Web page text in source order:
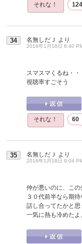
それな！ 124
34 名無しだＪ より
2016年1月18日 8:40
スマスマくるね・・
視聴率すごそう
それな！ 60
35 名無しだＪ より
2016年1月18日 9:04
仲が悪いのに、この
３０代前半なら期
話し合ってたかと思
一気に熱も冷めたよ